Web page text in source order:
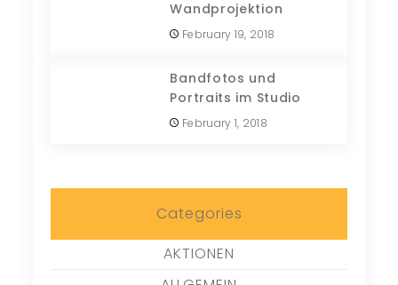
Wandprojektion
February 19, 2018
Bandfotos und
Portraits im Studio
February 1, 2018
Categories
AKTIONEN